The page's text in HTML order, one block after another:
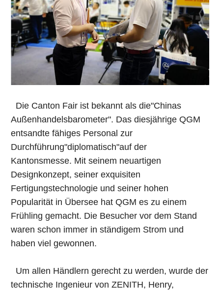
Die Canton Fair ist bekannt als die"Chinas
Außenhandelsbarometer". Das diesjährige QGM
entsandte fähiges Personal zur
Durchführung"diplomatisch"auf der
Kantonsmesse. Mit seinem neuartigen
Designkonzept, seiner exquisiten
Fertigungstechnologie und seiner hohen
Popularität in Übersee hat QGM es zu einem
Frühling gemacht. Die Besucher vor dem Stand
waren schon immer in ständigem Strom und
haben viel gewonnen.
Um allen Händlern gerecht zu werden, wurde der
technische Ingenieur von ZENITH, Henry,